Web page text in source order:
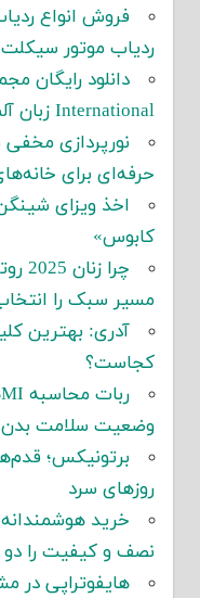
فروش انواع
ردیاب موتور
International زبان آلمانی
حرفه‌ای برای
اخذ ویزای
کابوس»
مسیر سبک را
آدری: بهترین
کجاست؟
وضعیت سلامت بدن
برتونیکس؛
روزهای سرد
خرید
نصف و کیفیت را دو
هایفوتراپی در